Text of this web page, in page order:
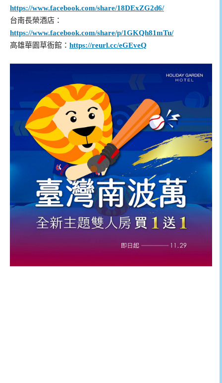
https://www.facebook.com/share/18DExZG2d6/
台南長榮酒店：
https://www.facebook.com/share/p/1GKQh81mTu/
高雄華園草衙館： https://reurl.cc/eGEveQ